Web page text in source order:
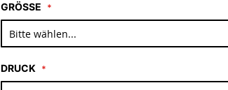
GRÖSSE
DRUCK